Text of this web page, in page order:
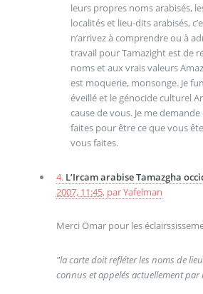
leurs propres noms arabisés,
localités et lieu-dits arabisés,
n’arrivez à comprendre ou à
travail pour Tamazight est de
noms et aux vrais valeurs
est moquerie, monsonge. Je
éveillé et le génocide culturel
cause de vous. Je me
faites pour être ce que vous
vous faites.
4. L’Ircam arabise Tamazgha
2007, 11:45, parYafelman
Merci Omar pour les
"la carte doit refléter les noms de
connus et appelés actuellement